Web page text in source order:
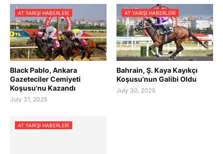
AT YARIŞI HABERLERI
Black Pablo, Ankara
Gazeteciler Cemiyeti
Koşusu'nu Kazandı
July 31, 2025
AT YARIŞI HABERLERI
Bahrain, Ş. Kaya Kayıkçı
Koşusu’nun Galibi Oldu
July 30, 2025
AT YARIŞI HABERLERI